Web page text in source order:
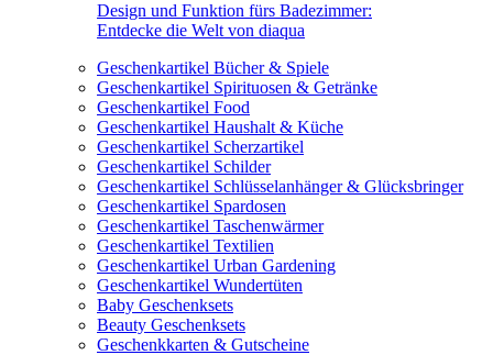
Design und Funktion fürs Badezimmer:
Entdecke die Welt von diaqua
Geschenkartikel Bücher & Spiele
Geschenkartikel Spirituosen & Getränke
Geschenkartikel Food
Geschenkartikel Haushalt & Küche
Geschenkartikel Scherzartikel
Geschenkartikel Schilder
Geschenkartikel Schlüsselanhänger & Glücksbringer
Geschenkartikel Spardosen
Geschenkartikel Taschenwärmer
Geschenkartikel Textilien
Geschenkartikel Urban Gardening
Geschenkartikel Wundertüten
Baby Geschenksets
Beauty Geschenksets
Geschenkkarten & Gutscheine